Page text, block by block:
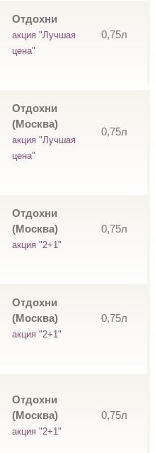
Отдохни
акция "Лучшая
цена"
0,75л
Отдохни
(Москва)
акция "Лучшая
цена"
0,75л
Отдохни
(Москва)
акция "2+1"
0,75л
Отдохни
(Москва)
акция "2+1"
0,75л
Отдохни
(Москва)
акция "2+1"
0,75л